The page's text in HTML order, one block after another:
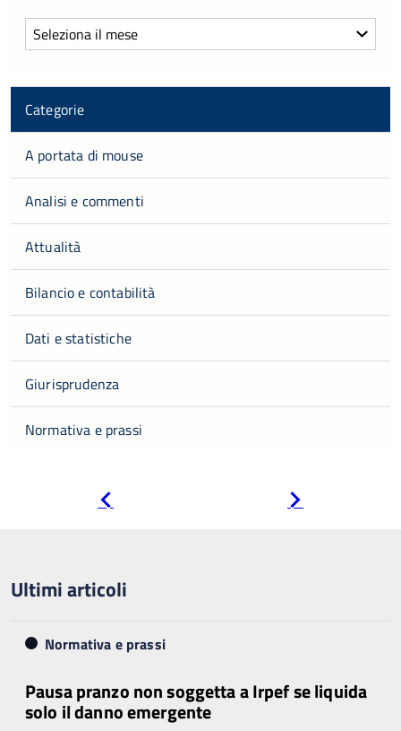
Archivi
Categorie
A portata di mouse
Analisi e commenti
Attualità
Bilancio e contabilità
Dati e statistiche
Giurisprudenza
Normativa e prassi
Ultimi articoli
Normativa e prassi
Pausa pranzo non soggetta a Irpef se liquida
solo il danno emergente